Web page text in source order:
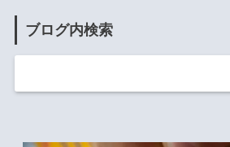
ブログ内検索